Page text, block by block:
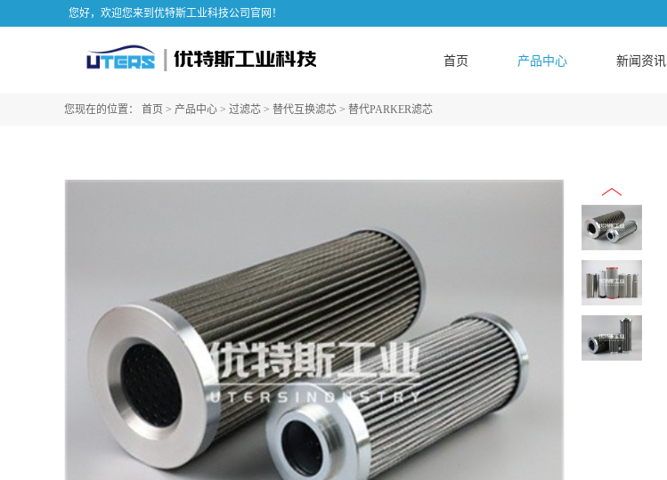
您好，欢迎您来到优特斯工业科技公司官网！
首页 产品中心 新闻资讯
您现在的位置： 首页 > 产品中心 > 过滤芯 > 替代互换滤芯 > 替代PARKER滤芯